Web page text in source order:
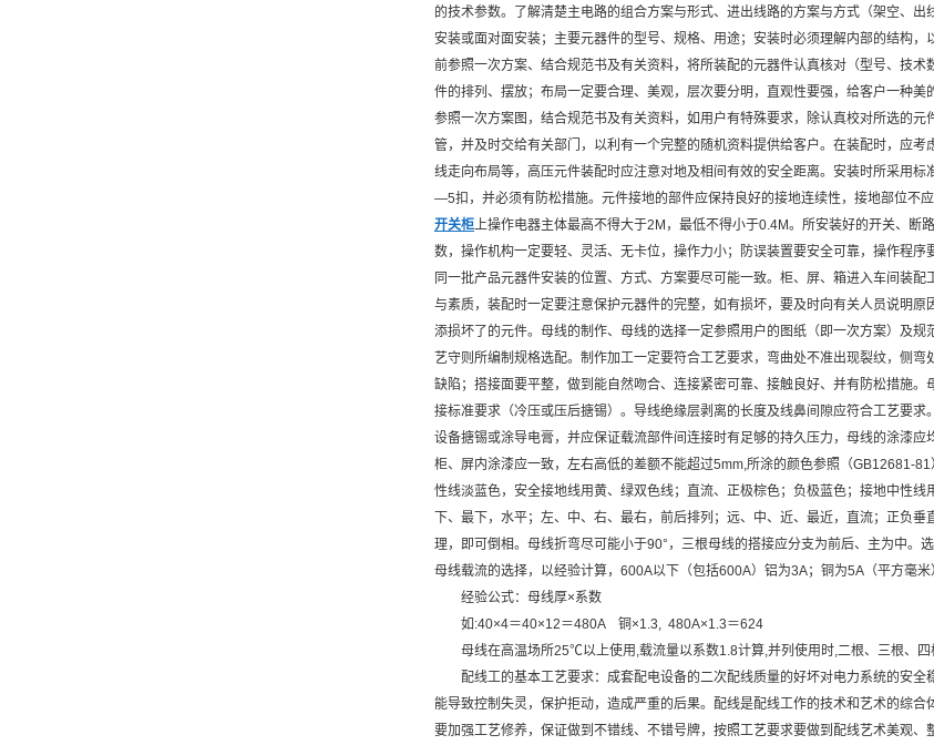
的技术参数。了解清楚主电路的组合方案与形式、进出线路的方案与方式（架空、
安装或面对面安装；主要元器件的型号、规格、用途；安装时必须理解内部的结构
前参照一次方案、结合规范书及有关资料，将所装配的元器件认真核对（型号、技
件的排列、摆放；布局一定要合理、美观，层次要分明，直观性要强，给客户一种
参照一次方案图，结合规范书及有关资料，如用户有特殊要求，除认真校对所选的
管，并及时交给有关部门，以利有一个完整的随机资料提供给客户。在装配时，应
线走向布局等，高压元件装配时应注意对地及相间有效的安全距离。安装时所采用
—5扣，并必须有防松措施。元件接地的部件应保持良好的接地连续性，接地部位不
开关柜上操作电器主体最高不得大于2M，最低不得小于0.4M。所安装好的开关、断
数，操作机构一定要轻、灵活、无卡位，操作力小；防误装置要安全可靠，操作程序
同一批产品元器件安装的位置、方式、方案要尽可能一致。柜、屏、箱进入车间装
与素质，装配时一定要注意保护元器件的完整，如有损坏，要及时向有关人员说明
添损坏了的元件。母线的制作、母线的选择一定参照用户的图纸（即一次方案）及
艺守则所编制规格选配。制作加工一定要符合工艺要求，弯曲处不准出现裂纹，侧
缺陷；搭接面要平整，做到能自然吻合、连接紧密可靠、接触良好、并有防松措施
接标准要求（冷压或压后搪锡）。导线绝缘层剥离的长度及线鼻间隙应符合工艺要
设备搪锡或涂导电膏，并应保证载流部件间连接时有足够的持久压力，母线的涂漆
柜、屏内涂漆应一致，左右高低的差额不能超过5mm,所涂的颜色参照（GB12681-
性线淡蓝色，安全接地线用黄、绿双色线；直流、正极棕色；负极蓝色；接地中性线
下、最下，水平；左、中、右、最右，前后排列；远、中、近、最近，直流；正负
理，即可倒相。母线折弯尽可能小于90°，三根母线的搭接应分支为前后、主为中。
母线载流的选择，以经验计算，600A以下（包括600A）铝为3A；铜为5A（平方毫米
经验公式：母线厚×系数
如:40×4＝40×12＝480A 铜×1.3, 480A×1.3＝624
母线在高温场所25℃以上使用,载流量以系数1.8计算,并列使用时,二根、三根、
配线工的基本工艺要求：成套配电设备的二次配线质量的好坏对电力系统的安
能导致控制失灵，保护拒动，造成严重的后果。配线是配线工作的技术和艺术的综
要加强工艺修养，保证做到不错线、不错号牌，按照工艺要求要做到配线艺术美观、